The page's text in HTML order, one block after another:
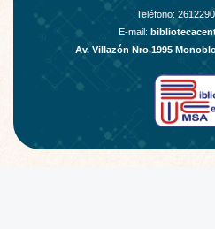
Teléfono:
E-mail:
Av. Villazón Nro.1995